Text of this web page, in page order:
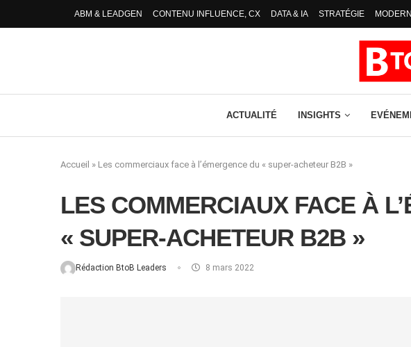
ABM & LEADGEN CONTENU INFLUENCE, CX DATA & IA STRATÉGIE
ACTUALITÉ INSIGHTS
Accueil » Les commerciaux face à l’émergence du « super-acheteur B2B »
LES COMMERCIAUX FACE À
« SUPER-ACHETEUR B2B »
Rédaction BtoB Leaders 8 mars 2022